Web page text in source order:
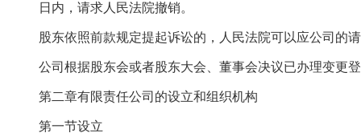
日内，请求人民法院撤销。
股东依照前款规定提起诉讼的，人民法院可以应公司的
公司根据股东会或者股东大会、董事会决议已办理变更
第二章有限责任公司的设立和组织机构
第一节设立